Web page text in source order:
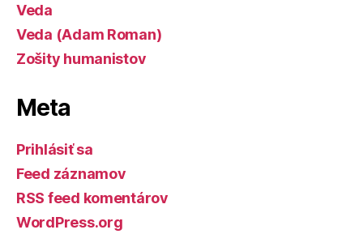
Veda
Veda (Adam Roman)
Zošity humanistov
Meta
Prihlásiť sa
Feed záznamov
RSS feed komentárov
WordPress.org